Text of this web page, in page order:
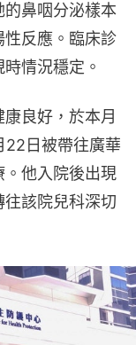
的鼻咽分泌樣本
反應。臨床診
情況穩定。
良好，於本月
22日被帶往廣華
他入院後出現
該院兒科深切